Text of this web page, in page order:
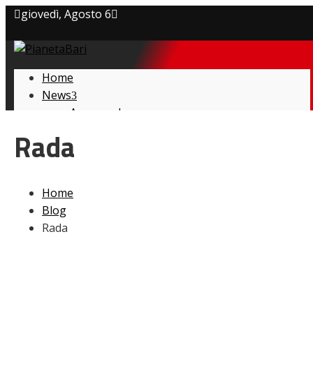
giovedì, Agosto 6
Privacy policy
Cookie Policy
Home
News
Amarcord
L’avversario
Interviste
Focus
Calciomercato
Rada
Home
Blog
Rada